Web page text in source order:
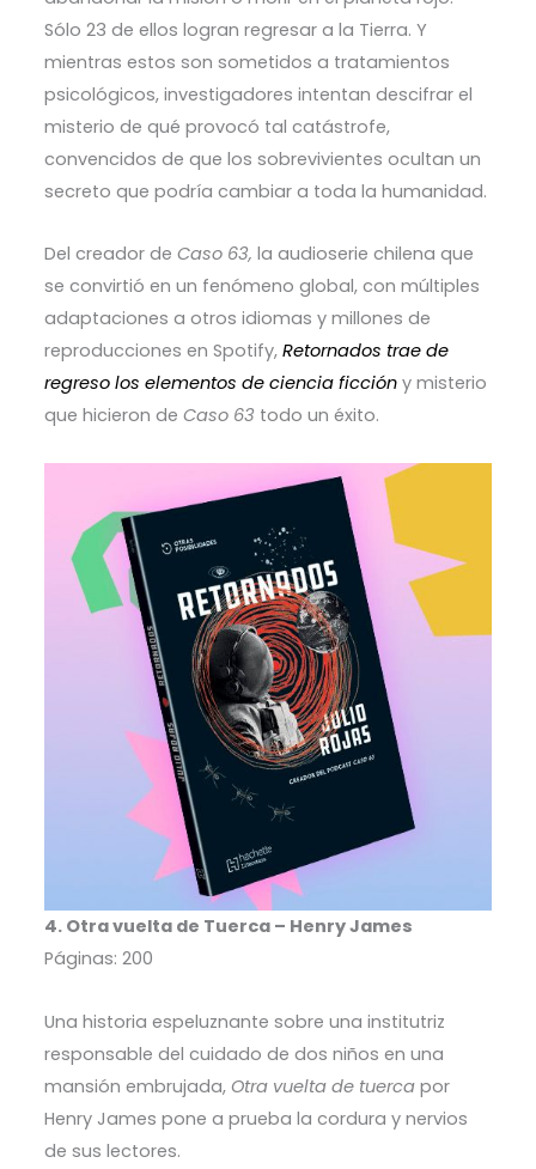
Sólo 23 de ellos logran regresar a la Tierra. Y
mientras estos son sometidos a tratamientos
psicológicos, investigadores intentan descifrar el
misterio de qué provocó tal catástrofe,
convencidos de que los sobrevivientes ocultan un
secreto que podría cambiar a toda la humanidad.
Del creador de Caso 63, la audioserie chilena que
se convirtió en un fenómeno global, con múltiples
adaptaciones a otros idiomas y millones de
reproducciones en Spotify, Retornados trae de
regreso los elementos de ciencia ficcióny misterio
que hicieron de Caso 63 todo un éxito.
4. Otra vuelta de Tuerca – Henry James
Páginas: 200
Una historia espeluznante sobre una institutriz
responsable del cuidado de dos niños en una
mansión embrujada, Otra vuelta de tuercapor
Henry James pone a prueba la cordura y nervios
de sus lectores.